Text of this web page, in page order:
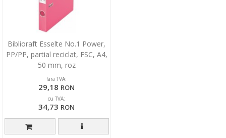
Biblioraft Esselte No.1 Power,
PP/PP, partial reciclat, FSC, A4,
50 mm, roz
fara TVA:
29,18 RON
cu TVA:
34,73 RON